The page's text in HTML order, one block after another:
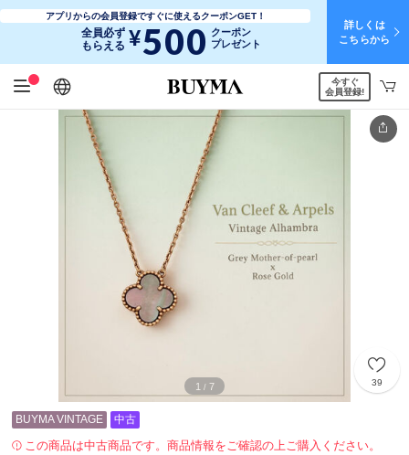
アプリからの会員登録ですぐに使えるクーポンGET！
全員必ず
もらえる ¥500 クーポン
プレゼント
詳しくは
こちらから
日本語
English
简体中文
繁體中文
今すぐ
会員登録!
1 / 7 39
BUYMA VINTAGE 中古
この商品は中古商品です。商品情報をご確認の上ご購入ください。